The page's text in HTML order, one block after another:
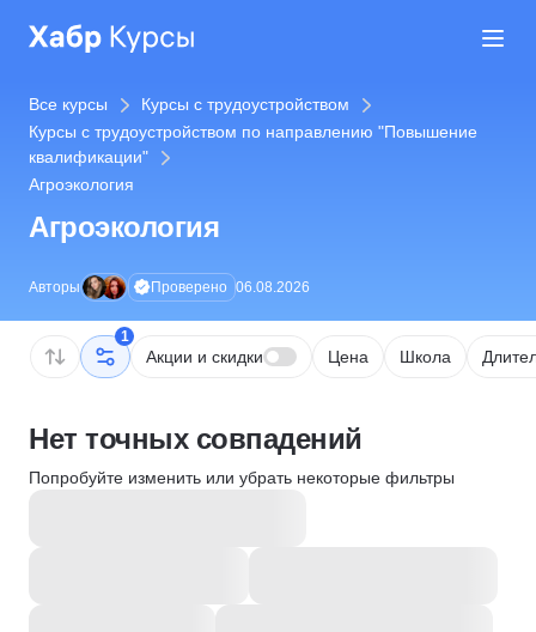
Все курсы
Курсы с трудоустройством
Курсы с трудоустройством по направлению "Повышение
квалификации"
Агроэкология
Агроэкология
Авторы Проверено 06.08.2026
1
Акции и скидки Цена Школа
Нет точных совпадений
Попробуйте изменить или убрать некоторые фильтры